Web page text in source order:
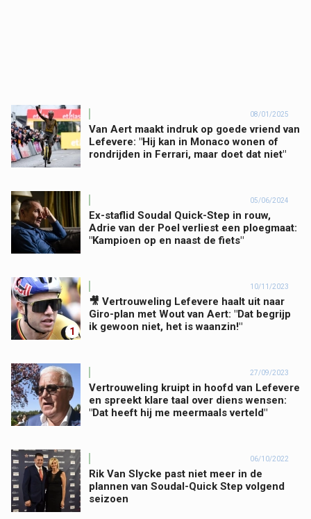
08/01/2025
Van Aert maakt indruk op goede vriend van
Lefevere: "Hij kan in Monaco wonen of
rondrijden in Ferrari, maar doet dat niet"
05/06/2024
Ex-staflid Soudal Quick-Step in rouw,
Adrie van der Poel verliest een ploegmaat:
"Kampioen op en naast de fiets"
1
10/11/2023
🎥 Vertrouweling Lefevere haalt uit naar
Giro-plan met Wout van Aert: "Dat begrijp
ik gewoon niet, het is waanzin!"
27/09/2023
Vertrouweling kruipt in hoofd van Lefevere
en spreekt klare taal over diens wensen:
"Dat heeft hij me meermaals verteld"
06/10/2022
Rik Van Slycke past niet meer in de
plannen van Soudal-Quick Step volgend
seizoen